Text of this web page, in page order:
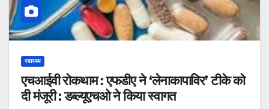
स्वास्थ्य
एचआईवी रोकथाम : एफडीए ने ‘लेनाकापाविर’ टीके को
दी मंजूरी : डब्ल्यूएचओ ने किया स्वागत